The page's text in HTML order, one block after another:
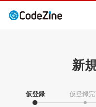
新
仮登録 仮登録完